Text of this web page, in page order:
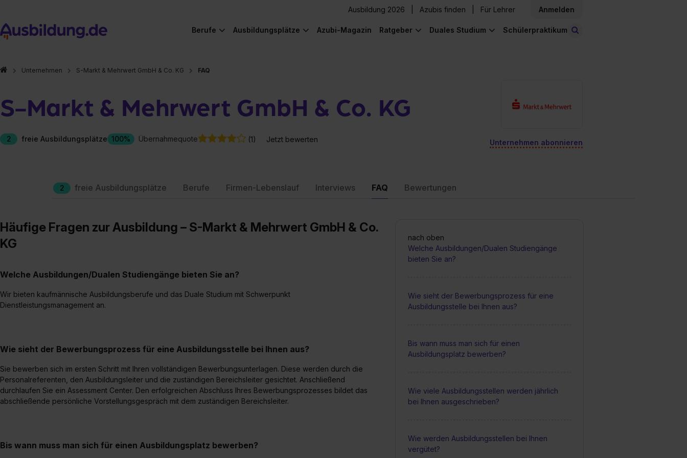
Ausbildung 2026 Azubis finden Für Lehrer Anmelden
Berufe Ausbildungsplätze Azubi-Magazin Ratgeber Duales Studium Schülerpraktikum
Unternehmen S-Markt & Mehrwert GmbH & Co. KG FAQ
S-Markt & Mehrwert GmbH & Co. KG
2 freie Ausbildungsplätze 100% Übernahmequote (1) Jetzt bewerten Unternehmen abonnieren
2 freie Ausbildungsplätze Berufe Firmen-Lebenslauf Interviews FAQ Bewertungen
nach oben
Welche Ausbildungen/Dualen Studiengänge
bieten Sie an?
Wie sieht der Bewerbungsprozess für eine
Ausbildungsstelle bei Ihnen aus?
Bis wann muss man sich für einen
Ausbildungsplatz bewerben?
Wie viele Ausbildungsstellen werden jährlich
bei Ihnen ausgeschrieben?
Wie werden Ausbildungsstellen bei Ihnen
vergütet?
Häufige Fragen zur Ausbildung – S-Markt & Mehrwert GmbH & Co.
KG
Welche Ausbildungen/Dualen Studiengänge bieten Sie an?
Wir bieten kaufmännische Ausbildungsberufe und das Duale Studium mit Schwerpunkt
Dienstleistungsmanagement an.
Wie sieht der Bewerbungsprozess für eine Ausbildungsstelle bei Ihnen aus?
Sie bewerben sich im ersten Schritt mit Ihren vollständigen Bewerbungsunterlagen. Diese werden durch die
Personalreferenten, den Ausbildungsleiter und die zuständigen Bereichsleiter gesichtet. Anschließend
durchlaufen Sie ein Assessment Center. Den erfolgreichen Abschluss Ihres Bewerbungsprozesses bildet das
abschließende persönliche Vorstellungsgespräch mit dem zuständigen Bereichsleiter.
Bis wann muss man sich für einen Ausbildungsplatz bewerben?